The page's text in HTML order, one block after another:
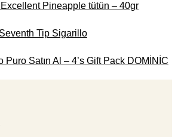
Pineapple tütün – 40gr
Tip Sigarillo
Satın Al – 4’s Gift Pack DOMİNİC